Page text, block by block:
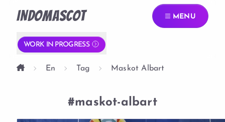
INDOMASCOT MENU
WORK IN PROGRESS
En Tag Maskot Albart
#maskot-albart